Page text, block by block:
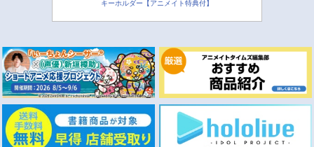
キーホルダー【アニメイト特典付】